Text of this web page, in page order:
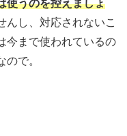
使うのを控えましょ
んし、対応されないこ
今まで使われているの
で。